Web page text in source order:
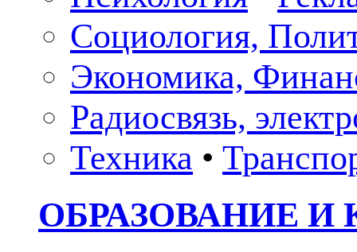
Социология,
Экономика,
Радиосвязь,
Техника •
ОБРАЗОВАНИЕ И